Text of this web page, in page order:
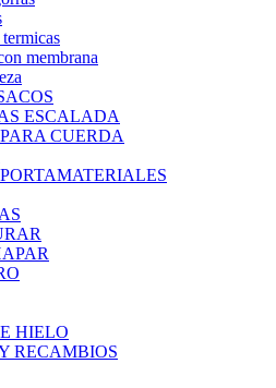
membrana
ESCALADA
CUERDA
HIELO
RECAMBIOS